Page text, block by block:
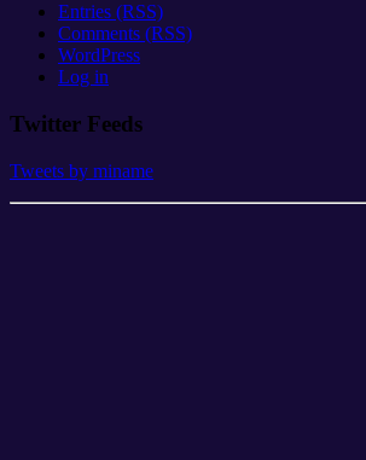
Entries (RSS)
Comments (RSS)
WordPress
Log in
Twitter Feeds
Tweets by miname